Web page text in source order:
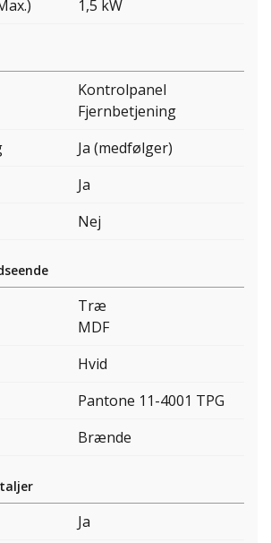
1,5 kW
Kontrolpanel
Fjernbetjening
Ja (medfølger)
Ja
Nej
Træ
MDF
Hvid
Pantone 11-4001 TPG
Brænde
Ja